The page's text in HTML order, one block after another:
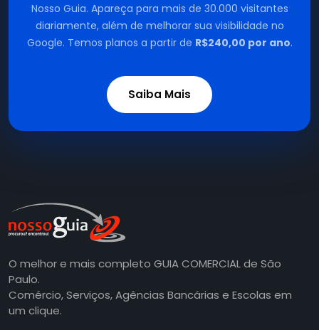
Nosso Guia. Apareça para mais de 30.000 visitantes
diariamente, além de melhorar sua visibilidade no
Google. Temos planos a partir de R$240,00 por ano.
Saiba Mais
O melhor e mais completo GUIA COMERCIAL de São
Paulo.
Comércio, Serviços, Agências Bancárias e Escolas em
um clique.